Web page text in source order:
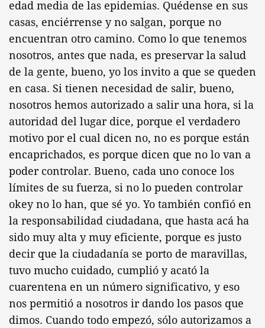
edad media de las epidemias. Quédense en sus
casas, enciérrense y no salgan, porque no
encuentran otro camino. Como lo que tenemos
nosotros, antes que nada, es preservar la salud
de la gente, bueno, yo los invito a que se queden
en casa. Si tienen necesidad de salir, bueno,
nosotros hemos autorizado a salir una hora, si la
autoridad del lugar dice, porque el verdadero
motivo por el cual dicen no, no es porque están
encaprichados, es porque dicen que no lo van a
poder controlar. Bueno, cada uno conoce los
límites de su fuerza, si no lo pueden controlar
okey no lo han, que sé yo. Yo también confió en
la responsabilidad ciudadana, que hasta acá ha
sido muy alta y muy eficiente, porque es justo
decir que la ciudadanía se porto de maravillas,
tuvo mucho cuidado, cumplió y acató la
cuarentena en un número significativo, y eso
nos permitió a nosotros ir dando los pasos que
dimos. Cuando todo empezó, sólo autorizamos a